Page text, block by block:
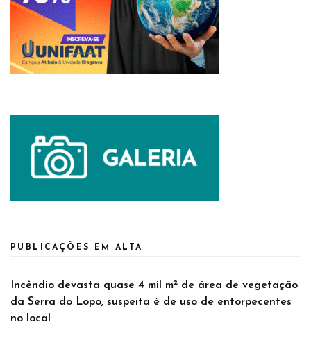
PUBLICAÇÕES EM ALTA
Incêndio devasta quase 4 mil m² de área de vegetação
da Serra do Lopo; suspeita é de uso de entorpecentes
no local